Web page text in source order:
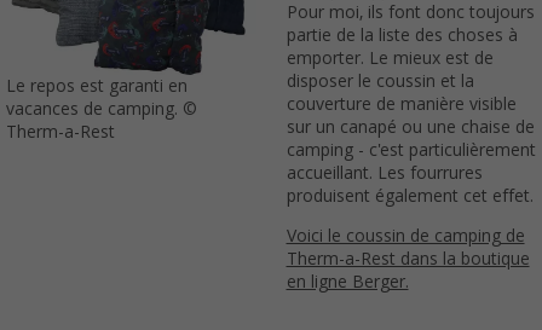
Le repos est garanti en
vacances de camping. ©
Therm-a-Rest
Pour moi, ils font donc toujours
partie de la liste des choses à
emporter. Le mieux est de
disposer le coussin et la
couverture de manière visible
sur un canapé ou une chaise de
camping - c'est particulièrement
accueillant. Les fourrures
produisent également cet effet.
Voici le coussin de camping de
Therm-a-Rest dans la boutique
en ligne Berger.